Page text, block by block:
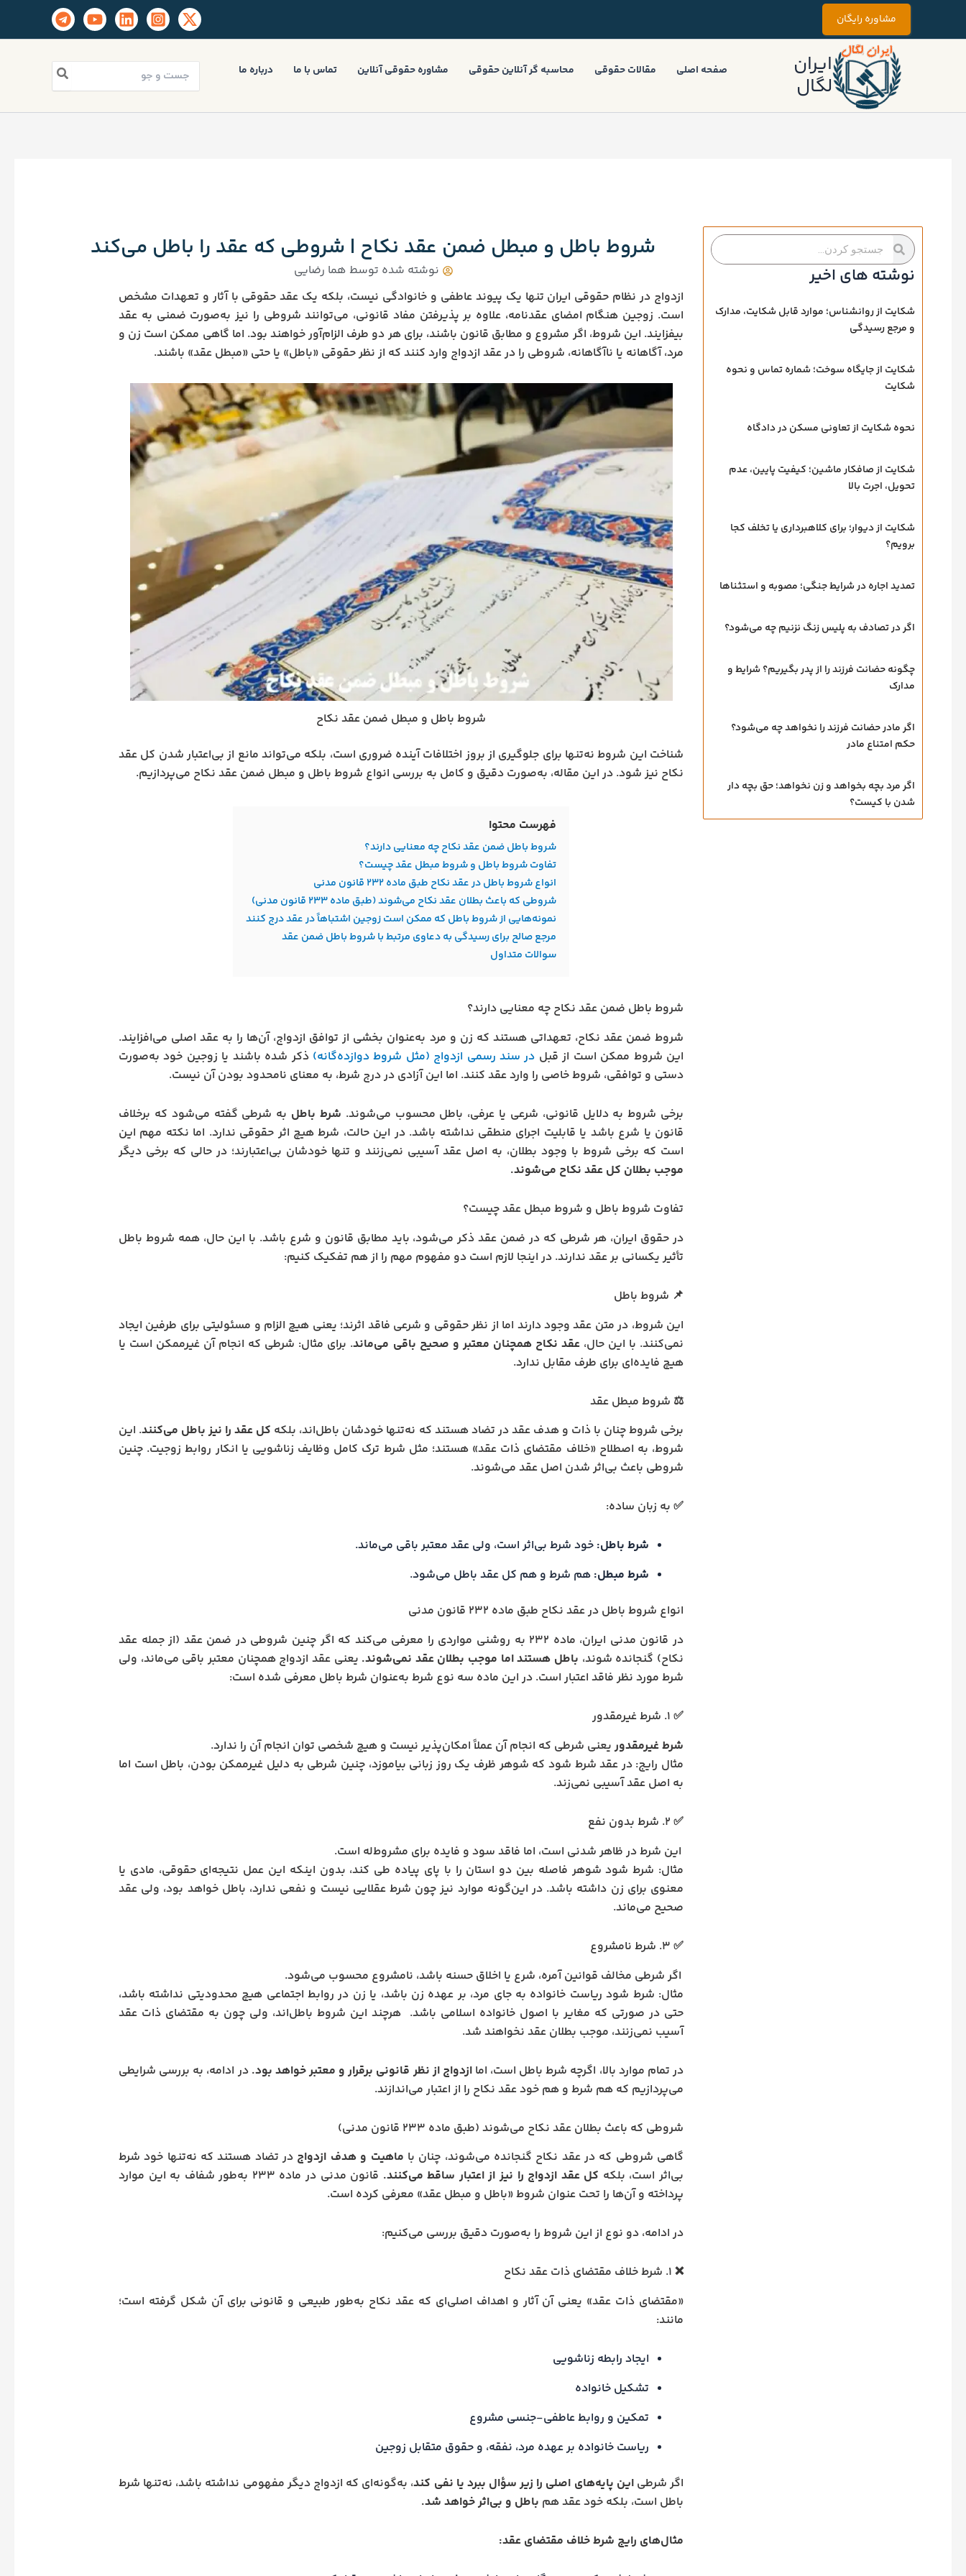
محتوا
مشاوره رایگان
ایران
لگال
صفحه اصلی مقالات حقوقی محاسبه گر آنلاین حقوقی مشاوره حقوقی آنلاین تماس با ما درباره ما
برای:
جستجو
کردن
جستجو
کردن
نوشته های اخیر
شکایت از روانشناس؛ موارد قابل شکایت، مدارک
و مرجع رسیدگی
شکایت از جایگاه سوخت؛ شماره تماس و نحوه
شکایت
نحوه شکایت از تعاونی مسکن در دادگاه
شکایت از صافکار ماشین؛ کیفیت پایین، عدم
تحویل، اجرت بالا
شکایت از دیوار؛ برای کلاهبرداری یا تخلف کجا
برویم؟
تمدید اجاره در شرایط جنگی؛ مصوبه و استثناها
اگر در تصادف به پلیس زنگ نزنیم چه می‌شود؟
چگونه حضانت فرزند را از پدر بگیریم؟ شرایط و
مدارک
اگر مادر حضانت فرزند را نخواهد چه می‌شود؟
حکم امتناع مادر
اگر مرد بچه بخواهد و زن نخواهد؛ حق بچه‌ دار
شدن با کیست؟
شروط باطل و مبطل ضمن عقد نکاح | شروطی که عقد را باطل می‌کند
نوشته شده توسط هما رضایی
ازدواج در نظام حقوقی ایران تنها یک پیوند عاطفی و خانوادگی نیست، بلکه یک عقد حقوقی با آثار و تعهدات مشخص
است. زوجین هنگام امضای عقدنامه، علاوه بر پذیرفتن مفاد قانونی، می‌توانند شروطی را نیز به‌صورت ضمنی به عقد
بیفزایند. این شروط، اگر مشروع و مطابق قانون باشند، برای هر دو طرف الزام‌آور خواهند بود. اما گاهی ممکن است زن و
مرد، آگاهانه یا ناآگاهانه، شروطی را در عقد ازدواج وارد کنند که از نظر حقوقی «باطل» یا حتی «مبطل عقد» باشند.
شروط باطل و مبطل ضمن عقد نکاح
شناخت این شروط نه‌تنها برای جلوگیری از بروز اختلافات آینده ضروری است، بلکه می‌تواند مانع از بی‌اعتبار شدن کل عقد
نکاح نیز شود. در این مقاله، به‌صورت دقیق و کامل به بررسی انواع شروط باطل و مبطل ضمن عقد نکاح می‌پردازیم.
فهرست محتوا
شروط باطل ضمن عقد نکاح چه معنایی دارند؟
تفاوت شروط باطل و شروط مبطل عقد چیست؟
انواع شروط باطل در عقد نکاح طبق ماده ۲۳۲ قانون مدنی
شروطی که باعث بطلان عقد نکاح می‌شوند (طبق ماده ۲۳۳ قانون مدنی)
نمونه‌هایی از شروط باطل که ممکن است زوجین اشتباهاً در عقد درج کنند
مرجع صالح برای رسیدگی به دعاوی مرتبط با شروط باطل ضمن عقد
سوالات متداول
شروط باطل ضمن عقد نکاح چه معنایی دارند؟
شروط ضمن عقد نکاح، تعهداتی هستند که زن و مرد به‌عنوان بخشی از توافق ازدواج، آن‌ها را به عقد اصلی می‌افزایند.
این شروط ممکن است از قبل در سند رسمی ازدواج (مثل شروط دوازده‌گانه) ذکر شده باشند یا زوجین خود به‌صورت
دستی و توافقی، شروط خاصی را وارد عقد کنند. اما این آزادی در درج شرط، به معنای نامحدود بودن آن نیست.
برخی شروط به دلایل قانونی، شرعی یا عرفی، باطل محسوب می‌شوند. شرط باطل به شرطی گفته می‌شود که برخلاف
قانون یا شرع باشد یا قابلیت اجرای منطقی نداشته باشد. در این حالت، شرط هیچ اثر حقوقی ندارد. اما نکته مهم این
است که برخی شروط با وجود بطلان، به اصل عقد آسیبی نمی‌زنند و تنها خودشان بی‌اعتبارند؛ در حالی که برخی دیگر
موجب بطلان کل عقد نکاح می‌شوند.
تفاوت شروط باطل و شروط مبطل عقد چیست؟
در حقوق ایران، هر شرطی که در ضمن عقد ذکر می‌شود، باید مطابق قانون و شرع باشد. با این حال، همه شروط باطل
تأثیر یکسانی بر عقد ندارند. در اینجا لازم است دو مفهوم مهم را از هم تفکیک کنیم:
📌 شروط باطل
این شروط، در متن عقد وجود دارند اما از نظر حقوقی و شرعی فاقد اثرند؛ یعنی هیچ الزام و مسئولیتی برای طرفین ایجاد
نمی‌کنند. با این حال،عقد نکاح همچنان معتبر و صحیح باقی می‌ماند. برای مثال: شرطی که انجام آن غیرممکن است یا
هیچ فایده‌ای برای طرف مقابل ندارد.
⚖️ شروط مبطل عقد
برخی شروط چنان با ذات و هدف عقد در تضاد هستند که نه‌تنها خودشان باطل‌اند، بلکه کل عقد را نیز باطل می‌کنند. این
شروط، به اصطلاح «خلاف مقتضای ذات عقد» هستند؛ مثل شرط ترک کامل وظایف زناشویی یا انکار روابط زوجیت. چنین
شروطی باعث بی‌اثر شدن اصل عقد می‌شوند.
✅ به زبان ساده:
شرط باطل: خود شرط بی‌اثر است، ولی عقد معتبر باقی می‌ماند.
شرط مبطل: هم شرط و هم کل عقد باطل می‌شود.
انواع شروط باطل در عقد نکاح طبق ماده ۲۳۲ قانون مدنی
در قانون مدنی ایران، ماده ۲۳۲ به روشنی مواردی را معرفی می‌کند که اگر چنین شروطی در ضمن عقد (از جمله عقد
نکاح) گنجانده شوند، باطل هستند اما موجب بطلان عقد نمی‌شوند. یعنی عقد ازدواج همچنان معتبر باقی می‌ماند، ولی
شرط مورد نظر فاقد اعتبار است. در این ماده سه نوع شرط به‌عنوان شرط باطل معرفی شده است:
✅ ۱. شرط غیرمقدور
شرط غیرمقدور یعنی شرطی که انجام آن عملاً امکان‌پذیر نیست و هیچ شخصی توان انجام آن را ندارد.
مثال رایج: در عقد شرط شود که شوهر ظرف یک روز زبانی بیاموزد، چنین شرطی به دلیل غیرممکن بودن، باطل است اما
به اصل عقد آسیبی نمی‌زند.
✅ ۲. شرط بدون نفع
این شرط در ظاهر شدنی است، اما فاقد سود و فایده برای مشروط‌له است.
مثال: شرط شود شوهر فاصله بین دو استان را با پای پیاده طی کند، بدون اینکه این عمل نتیجه‌ای حقوقی، مادی یا
معنوی برای زن داشته باشد. در این‌گونه موارد نیز چون شرط عقلایی نیست و نفعی ندارد، باطل خواهد بود، ولی عقد
صحیح می‌ماند.
✅ ۳. شرط نامشروع
اگر شرطی مخالف قوانین آمره، شرع یا اخلاق حسنه باشد، نامشروع محسوب می‌شود.
مثال: شرط شود ریاست خانواده به جای مرد، بر عهده زن باشد، یا زن در روابط اجتماعی هیچ محدودیتی نداشته باشد،
حتی در صورتی که مغایر با اصول خانواده اسلامی باشد. هرچند این شروط باطل‌اند، ولی چون به مقتضای ذات عقد
آسیب نمی‌زنند، موجب بطلان عقد نخواهند شد.
در تمام موارد بالا، اگرچه شرط باطل است، اماازدواج از نظر قانونی برقرار و معتبر خواهد بود. در ادامه، به بررسی شرایطی
می‌پردازیم که هم شرط و هم خود عقد نکاح را از اعتبار می‌اندازند.
شروطی که باعث بطلان عقد نکاح می‌شوند (طبق ماده ۲۳۳ قانون مدنی)
گاهی شروطی که در عقد نکاح گنجانده می‌شوند، چنان با ماهیت و هدف ازدواج در تضاد هستند که نه‌تنها خود شرط
بی‌اثر است، بلکه کل عقد ازدواج را نیز از اعتبار ساقط می‌کنند.
قانون مدنی در ماده ۲۳۳ به‌طور شفاف به این موارد
پرداخته و آن‌ها را تحت عنوان شروط «باطل و مبطل عقد» معرفی کرده است.
در ادامه، دو نوع از این شروط را به‌صورت دقیق بررسی می‌کنیم:
❌ ۱. شرط خلاف مقتضای ذات عقد نکاح
«مقتضای ذات عقد» یعنی آن آثار و اهداف اصلی‌ای که عقد نکاح به‌طور طبیعی و قانونی برای آن شکل گرفته است؛
مانند:
ایجاد رابطه زناشویی
تشکیل خانواده
تمکین و روابط عاطفی-جنسی مشروع
ریاست خانواده بر عهده مرد، نفقه، و حقوق متقابل زوجین
اگر شرطیاین پایه‌های اصلی را زیر سؤال ببرد یا نفی کند، به‌گونه‌ای که ازدواج دیگر مفهومی نداشته باشد، نه‌تنها شرط
باطل است، بلکه خود عقد هم باطل و بی‌اثر خواهد شد.
مثال‌های رایج شرط خلاف مقتضای عقد: